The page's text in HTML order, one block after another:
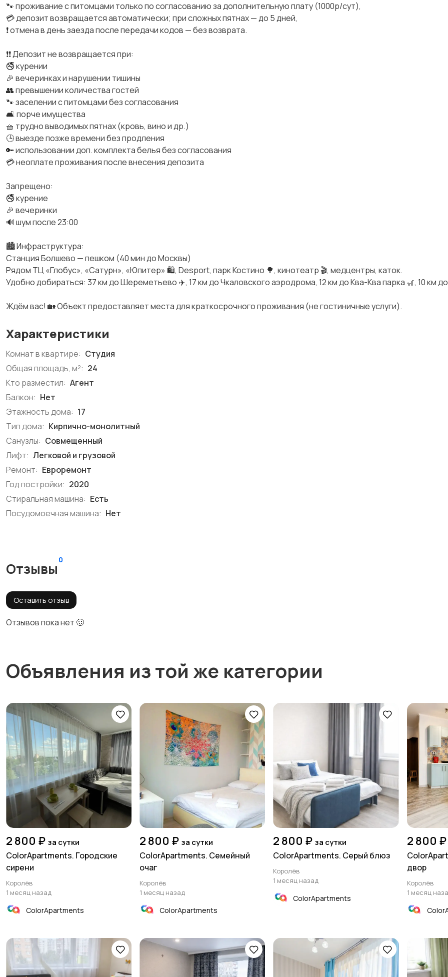
🐾 проживание с питомцами только по согласованию за дополнительную плату (1000р/сут),
💳 депозит возвращается автоматически; при сложных пятнах — до 5 дней,
❗ отмена в день заезда после передачи кодов — без возврата.
❗❗ Депозит не возвращается при:
🚭 курении
🎉 вечеринках и нарушении тишины
👥 превышении количества гостей
🐾 заселении с питомцами без согласования
🛋 порче имущества
🧺 трудно выводимых пятнах (кровь, вино и др.)
🕒 выезде позже времени без продления
🔑 использовании доп. комплекта белья без согласования
💳 неоплате проживания после внесения депозита
Запрещено:
🚭 курение
🎉 вечеринки
🔊 шум после 23:00
🏙 Инфраструктура:
Станция Болшево — пешком (40 мин до Москвы)
Рядом ТЦ «Глобус», «Сатурн», «Юпитер» 🛍, Desport, парк Костино 🌳, кинотеатр 🎬, медцентры, каток.
Удобно добираться: 37 км до Шереметьево ✈️, 17 км до Чкаловского аэродрома, 12 км до Ква-Ква парка 🎢, 10 км
Ждём вас! 🏡 Объект предоставляет места для краткосрочного проживания (не гостиничные услуги).
Характеристики
Комнат в квартире: Студия
Общая площадь, м²: 24
Кто разместил: Агент
Балкон: Нет
Этажность дома: 17
Тип дома: Кирпично-монолитный
Санузлы: Совмещенный
Лифт: Легковой и грузовой
Ремонт: Евроремонт
Год постройки: 2020
Стиральная машина: Есть
Посудомоечная машина: Нет
Отзывы
0
Оставить отзыв
Отзывов пока нет 🥴
Объявления из той же категории
2 800 ₽ за сутки
ColorApartments. Городские
сирени
Королёв
1 месяц назад
ColorApartments
2 800 ₽ за сутки
ColorApartments. Семейный
очаг
Королёв
1 месяц назад
ColorApartments
2 800 ₽ за сутки
ColorApartments. Серый блюз
Королёв
1 месяц назад
ColorApartments
2 800 ₽
двор
Королёв
1 месяц